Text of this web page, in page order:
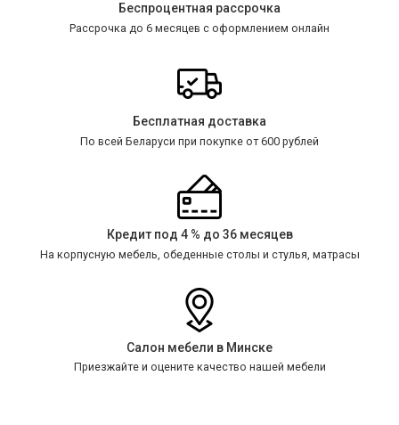
Беспроцентная рассрочка
Рассрочка до 6 месяцев с оформлением онлайн
Бесплатная доставка
По всей Беларуси при покупке от 600 рублей
Кредит под 4 % до 36 месяцев
На корпусную мебель, обеденные столы и стулья, матрасы
Салон мебели в Минске
Приезжайте и оцените качество нашей мебели